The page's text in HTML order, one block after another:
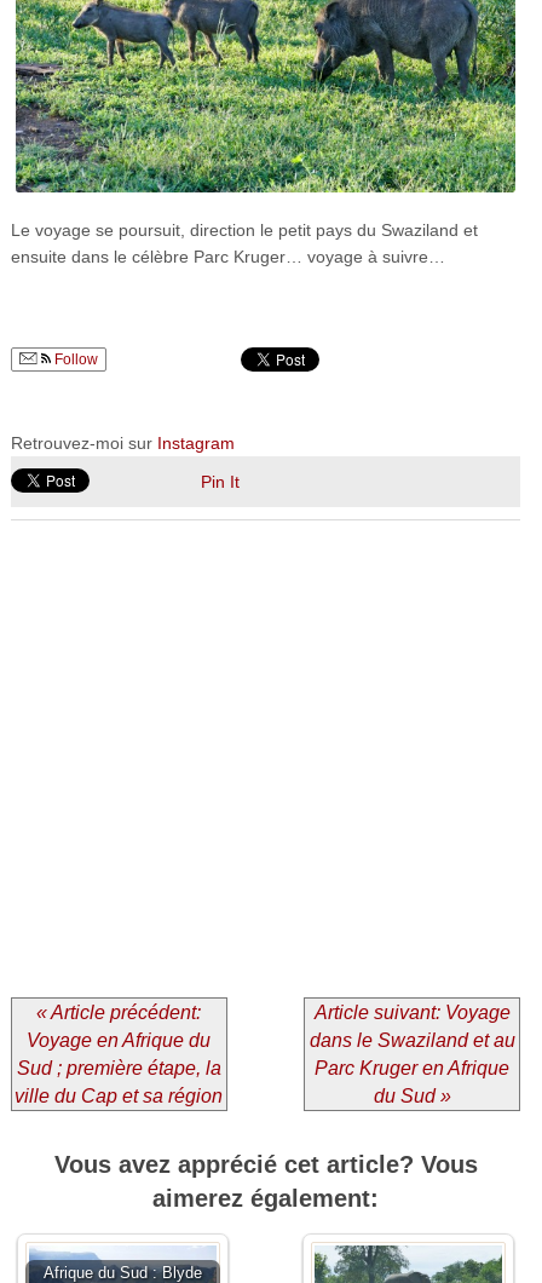
Le voyage se poursuit, direction le petit pays du Swaziland et
ensuite dans le célèbre Parc Kruger… voyage à suivre…
Follow
Retrouvez-moi sur Instagram
Pin It
« Article précédent:
Voyage en Afrique du
Sud ; première étape, la
ville du Cap et sa région
Article suivant: Voyage
dans le Swaziland et au
Parc Kruger en Afrique
du Sud »
Vous avez apprécié cet article? Vous
aimerez également:
Afrique du Sud : Blyde